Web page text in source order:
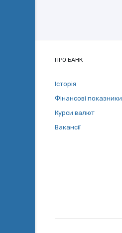
ПРО БАНК
Історія
Фінансові показники
Курси валют
Вакансії